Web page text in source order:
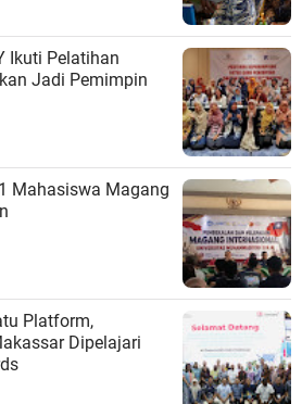
Ikuti Pelatihan
Jadi Pemimpin
Mahasiswa Magang
Platform,
Dipelajari